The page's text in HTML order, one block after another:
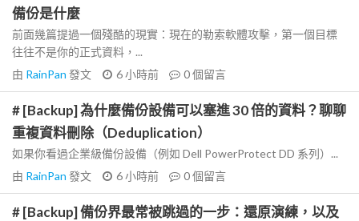
備份是什麼
前面幾篇提過一個殘酷的現實：現在的勒索軟體攻擊，第一個目標
往往不是你的正式資料，...
由 RainPan 發文 6 小時前 0個留言
# [Backup] 為什麼備份設備可以塞進 30 倍的資料？聊聊
重複資料刪除（Deduplication）
如果你看過企業級備份設備（例如 Dell PowerProtect DD 系列）...
由 RainPan 發文 6 小時前 0個留言
# [Backup] 備份界最常被跳過的一步：還原演練，以及